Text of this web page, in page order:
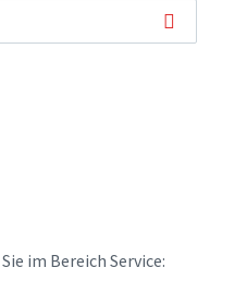
im Bereich Service: